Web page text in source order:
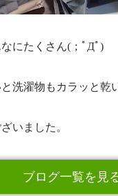
にたくさん(；ﾟДﾟ)
洗濯物もカラッと乾
いました。
ブログ一覧を見